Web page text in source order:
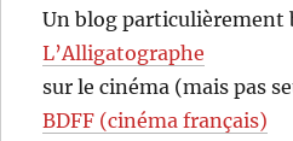
Un blog particulièrement
L’Alligatographe
sur le cinéma (mais pas
BDFF (cinéma français)